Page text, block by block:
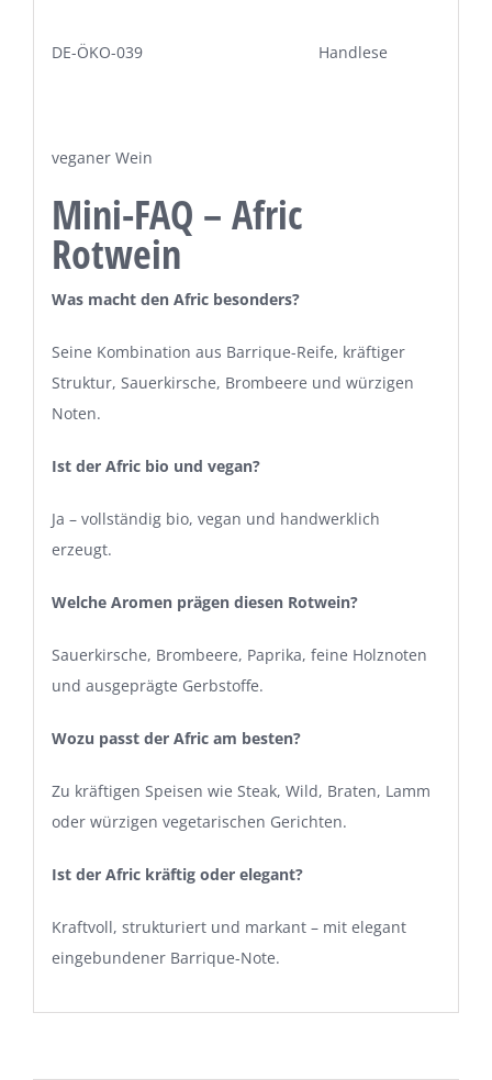
DE-ÖKO-039 Handlese
veganer Wein
Mini-FAQ – Afric
Rotwein
Was macht den Afric besonders?
Seine Kombination aus Barrique-Reife, kräftiger
Struktur, Sauerkirsche, Brombeere und würzigen
Noten.
Ist der Afric bio und vegan?
Ja – vollständig bio, vegan und handwerklich
erzeugt.
Welche Aromen prägen diesen Rotwein?
Sauerkirsche, Brombeere, Paprika, feine Holznoten
und ausgeprägte Gerbstoffe.
Wozu passt der Afric am besten?
Zu kräftigen Speisen wie Steak, Wild, Braten, Lamm
oder würzigen vegetarischen Gerichten.
Ist der Afric kräftig oder elegant?
Kraftvoll, strukturiert und markant – mit elegant
eingebundener Barrique-Note.